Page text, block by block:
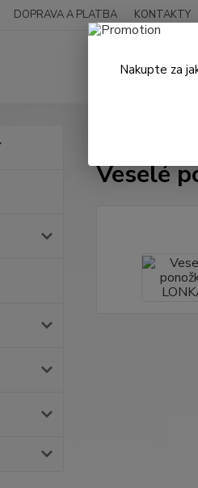
DOPRAVA A PLATBA KONTAKTY
Veselé
Nakupte za